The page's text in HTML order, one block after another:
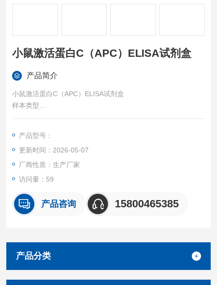
小鼠激活蛋白C（APC）ELISA试剂盒
产品简介
小鼠激活蛋白C（APC）ELISA试剂盒
样本类型
血清、血浆或其他相关生物液体
可检测样本中的Mouse Activated Protein C（APC），且与其它
相关蛋白无明显交叉反应。
重复性
批内，批间差均<10%。
见说明书
产品型号：
更新时间：2026-05-07
厂商性质：生产厂家
访问量：59
产品咨询 15800465385
产品分类